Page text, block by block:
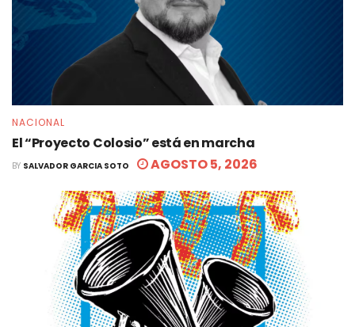
NACIONAL
El “Proyecto Colosio” está en marcha
BY SALVADOR GARCIA SOTO AGOSTO 5, 2026